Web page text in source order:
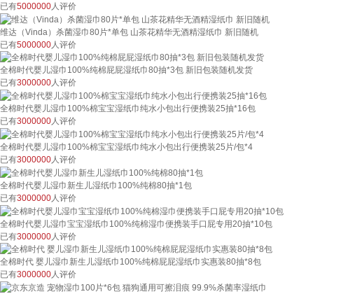
已有5000000 人评价
维达（Vinda）杀菌湿巾80片*单包 山茶花精华无酒精湿纸巾 新旧随机
已有5000000 人评价
全棉时代婴儿湿巾100%纯棉屁屁湿纸巾80抽*3包 新旧包装随机发货
已有3000000人评价
全棉时代婴儿湿巾100%棉宝宝湿纸巾纯水小包出行便携装25抽*16包
已有3000000人评价
全棉时代婴儿湿巾100%棉宝宝湿纸巾纯水小包出行便携装25片/包*4
已有3000000人评价
全棉时代婴儿湿巾新生儿湿纸巾100%纯棉80抽*1包
已有3000000人评价
全棉时代婴儿湿巾宝宝湿纸巾100%纯棉湿巾便携装手口屁专用20抽*10包
已有3000000 人评价
全棉时代 婴儿湿巾新生儿湿纸巾100%纯棉屁屁湿纸巾实惠装80抽*8包
已有3000000人评价